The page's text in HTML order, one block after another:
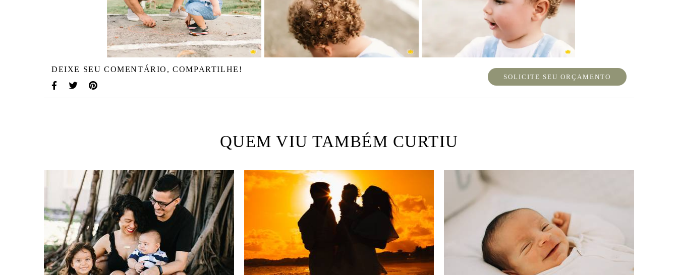
DEIXE SEU COMENTÁRIO, COMPARTILHE!
SOLICITE SEU ORÇAMENTO
QUEM VIU TAMBÉM CURTIU